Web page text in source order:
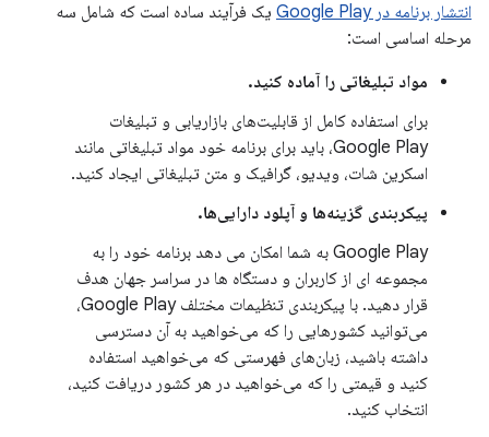
انتشار برنامه در Google Play
یک فرآیند ساده است که شامل سه
مرحله اساسی است:
مواد تبلیغاتی را آماده کنید.
برای استفاده کامل از قابلیت‌های بازاریابی و تبلیغات
Google Play، باید برای برنامه خود مواد تبلیغاتی مانند
اسکرین شات، ویدیو، گرافیک و متن تبلیغاتی ایجاد کنید.
پیکربندی گزینه‌ها و آپلود دارایی‌ها.
Google Play به شما امکان می دهد برنامه خود را به
مجموعه ای از کاربران و دستگاه ها در سراسر جهان هدف
قرار دهید. با پیکربندی تنظیمات مختلف Google Play،
می‌توانید کشورهایی را که می‌خواهید به آن دسترسی
داشته باشید، زبان‌های فهرستی که می‌خواهید استفاده
کنید و قیمتی را که می‌خواهید در هر کشور دریافت کنید،
انتخاب کنید.